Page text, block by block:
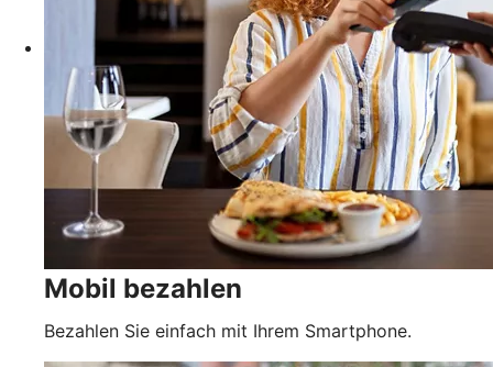
Mobil bezahlen
Bezahlen Sie einfach mit Ihrem Smartphone.